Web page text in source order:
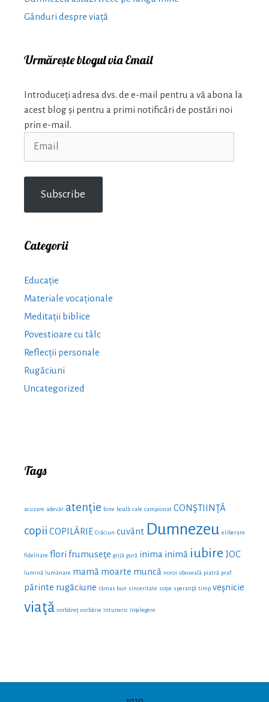
Gânduri despre viață
Urmărește blogul via Email
Introduceți adresa dvs. de e-mail pentru a vă abona la
acest blog și pentru a primi notificări de postări noi
prin e-mail.
Subscribe
Categorii
Educație
Materiale vocaționale
Meditații biblice
Povestioare cu tâlc
Reflecții personale
Rugăciuni
Uncategorized
Tags
acuzare adevăr atenţie bine boală cale campionat CONŞTIINŢĂ
copii COPILĂRIE Crăciun cuvânt Dumnezeu eliberare
fidelitate flori frumuseţe grijă gură inima inimă iubire JOC
lumină lumânare mamă moarte muncă noroi oboseală piatră praf
părinte rugăciune rămas bun sinceritate soţie speranţă timp veşnicie
viaţă vorbăreţ vorbărie întuneric înţelegere